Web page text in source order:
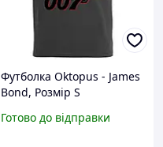
Футболка Oktopus - James
Bond, Розмір S
Готово до відправки